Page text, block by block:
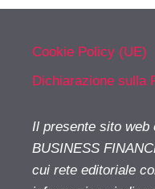
Cookie Policy (UE)
Dichiarazione sulla
Il presente sito web
BUSINESS
cui rete editoriale